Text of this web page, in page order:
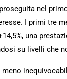
nel
I primi tre
una
su livelli che